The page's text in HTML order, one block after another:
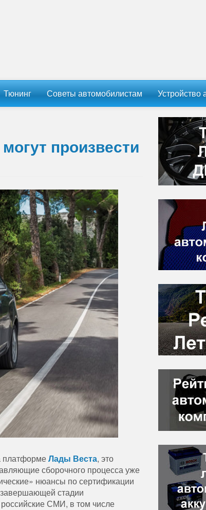
Тюнинг Советы автомобилистам Устройство
произвести
платформеЛады Веста, это
сборочного процесса уже
нюансы по сертификации
завершающей стадии
СМИ, в том числе